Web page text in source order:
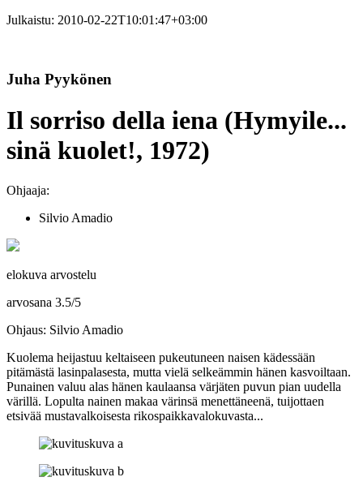
Julkaistu: 2010-02-22T10:01:47+03:00
Juha Pyykönen
Il sorriso della iena (Hymyile...
sinä kuolet!, 1972)
Ohjaaja:
Silvio Amadio
elokuva arvostelu
arvosana 3.5/5
Ohjaus: Silvio Amadio
Kuolema heijastuu keltaiseen pukeutuneen naisen kädessään
pitämästä lasinpalasesta, mutta vielä selkeämmin hänen kasvoiltaan.
Punainen valuu alas hänen kaulaansa värjäten puvun pian uudella
värillä. Lopulta nainen makaa värinsä menettäneenä, tuijottaen
etsivää mustavalkoisesta rikospaikkavalokuvasta...